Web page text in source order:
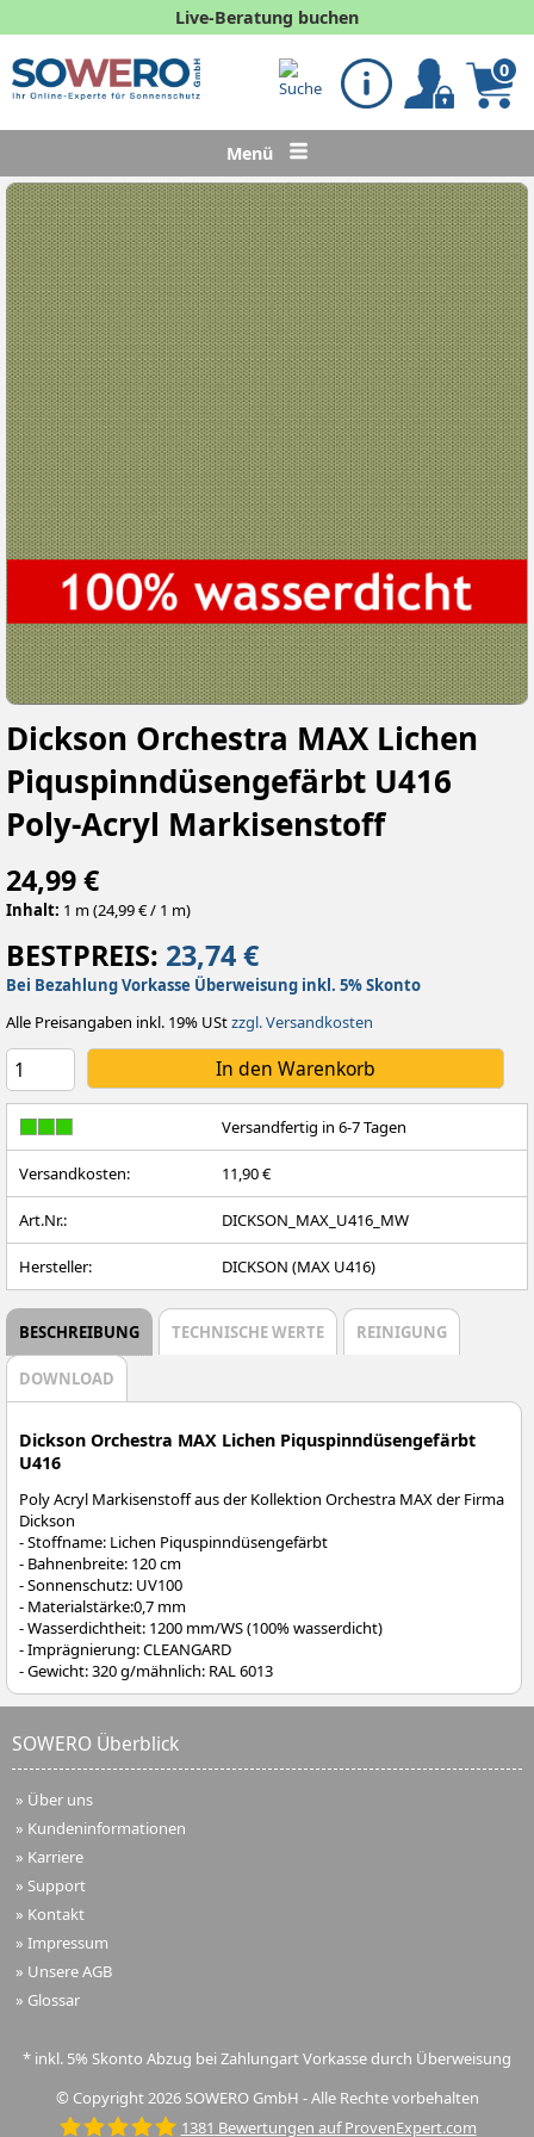
Live-Beratung buchen
0
Menü
Dickson Orchestra MAX Lichen
Piquspinndüsengefärbt U416
Poly-Acryl Markisenstoff
24,99 €
Inhalt: 1 m (24,99 € / 1 m)
BESTPREIS: 23,74 €
Bei Bezahlung Vorkasse Überweisung inkl. 5% Skonto
Alle Preisangaben inkl. 19% UStzzgl. Versandkosten
Versandfertig in 6-7 Tagen
Versandkosten: 11,90 €
Art.Nr.: DICKSON_MAX_U416_MW
Hersteller: DICKSON (MAX U416)
BESCHREIBUNG TECHNISCHE WERTE REINIGUNG
DOWNLOAD
Dickson Orchestra MAX Lichen Piquspinndüsengefärbt
U416
Poly Acryl Markisenstoff aus der Kollektion Orchestra MAX der Firma
Dickson
- Stoffname: Lichen Piquspinndüsengefärbt
- Bahnenbreite: 120 cm
- Sonnenschutz: UV100
- Materialstärke:0,7 mm
- Wasserdichtheit: 1200 mm/WS (100% wasserdicht)
- Imprägnierung: CLEANGARD
- Gewicht: 320 g/mähnlich: RAL 6013
SOWERO Überblick
» Über uns
» Kundeninformationen
» Karriere
» Support
» Kontakt
» Impressum
» Unsere AGB
» Glossar
* inkl. 5% Skonto Abzug bei Zahlungart Vorkasse durch Überweisung
© Copyright 2026 SOWERO GmbH - Alle Rechte vorbehalten
1381 Bewertungen auf ProvenExpert.com